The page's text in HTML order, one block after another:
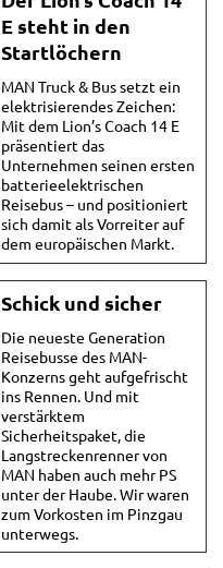
E steht in den
Startlöchern
MAN Truck & Bus setzt ein
elektrisierendes Zeichen:
Mit dem Lion’s Coach 14 E
präsentiert das
Unternehmen seinen ersten
batterieelektrischen
Reisebus – und positioniert
sich damit als Vorreiter auf
dem europäischen Markt.
Schick und sicher
Die neueste Generation
Reisebusse des MAN-
Konzerns geht aufgefrischt
ins Rennen. Und mit
verstärktem
Sicherheitspaket, die
Langstreckenrenner von
MAN haben auch mehr PS
unter der Haube. Wir waren
zum Vorkosten im Pinzgau
unterwegs.